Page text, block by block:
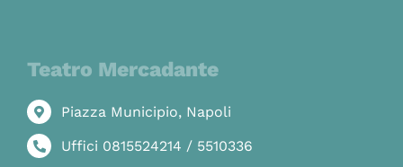
Teatro Mercadante
Piazza Municipio, Napoli
Uffici 0815524214 / 5510336